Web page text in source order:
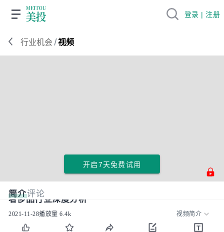
行业机会 /视频
开启7天免费试用
简介评论
奢侈品行业深度分析
2021-11-28播放量 6.4k 视频简介
登录 | 注册